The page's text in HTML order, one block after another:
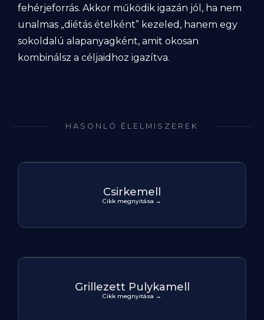
fehérjeforrás. Akkor működik igazán jól, ha nem
unalmas „diétás ételként” kezeled, hanem egy
sokoldalú alapanyagként, amit okosan
kombinálsz a céljaidhoz igazítva.
HASONLÓ ÉLELMISZEREK
Csirkemell
Cikk megnyitása →
Grillezett Pulykamell
Cikk megnyitása →